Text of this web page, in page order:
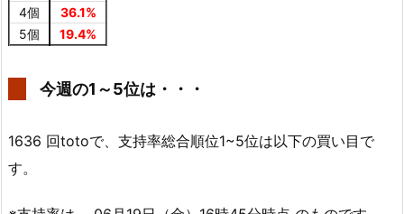
4個
36.1%
5個
19.4%
今週の1～5位は・・・
1636 回totoで、支持率総合順位1~5位は以下の買い目で
す。